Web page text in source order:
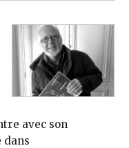
avec son
dans